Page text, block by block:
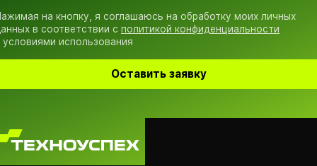
на кнопку, я соглашаюсь на обработку моих личных
в соответствии с политикой конфиденциальности
условиями использования
Оставить заявку